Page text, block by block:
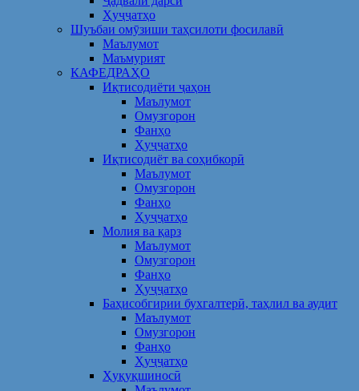
Ҳуҷҷатҳо
Шуъбаи омӯзиши таҳсилоти фосилавӣ
Маълумот
Маъмурият
КАФЕДРАҲО
Иқтисодиёти ҷаҳон
Маълумот
Омузгорон
Фанҳо
Ҳуҷҷатҳо
Иқтисодиёт ва соҳибкорӣ
Маълумот
Омузгорон
Фанҳо
Ҳуҷҷатҳо
Молия ва қарз
Маълумот
Омузгорон
Фанҳо
Ҳуҷҷатҳо
Баҳисобгирии бухгалтерӣ, таҳлил ва аудит
Маълумот
Омузгорон
Фанҳо
Ҳуҷҷатҳо
Ҳуқуқшиносӣ